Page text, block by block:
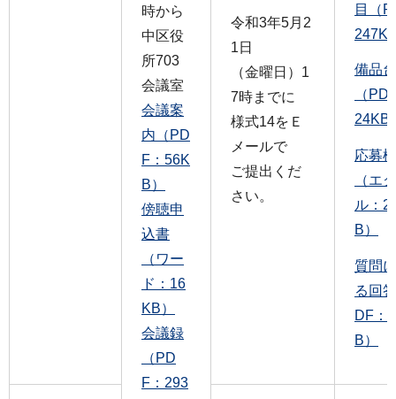
時から
中区役
所703
会議室
会議案
内（PD
F：56K
B）
傍聴申
込書
（ワー
ド：16
KB）
会議録
（PD
F：293
令和3年5月2
1日
（金曜日）1
7時までに
様式14をＥ
メールで
ご提出くだ
さい。
目（
備品
（
24KB
応募
（エ
ル：
B）
質問
る回
DF：
B）